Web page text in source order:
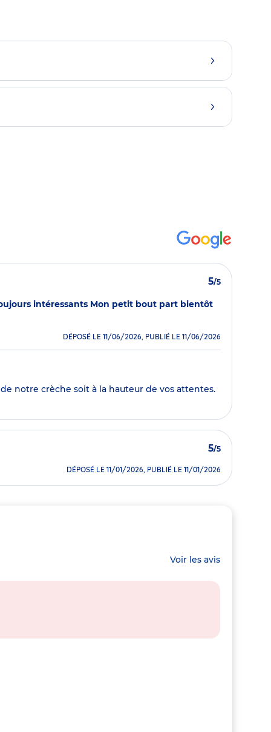
5/5
intéressants Mon petit bout part bientôt
DÉPOSÉ LE 11/06/2026, PUBLIÉ LE 11/06/2026
notre crèche soit à la hauteur de vos attentes.
5/5
DÉPOSÉ LE 11/01/2026, PUBLIÉ LE 11/01/2026
Voir les avis